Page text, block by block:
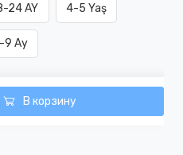
24 AY 4-5 Yaş
9 Ay
В корзину